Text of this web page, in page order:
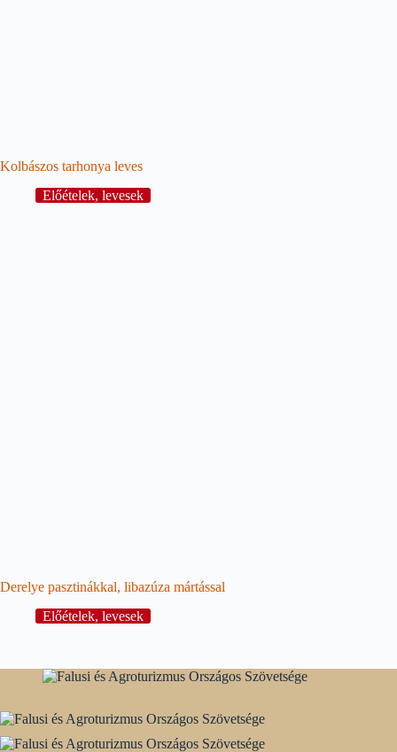
Kolbászos tarhonya leves
Előételek, levesek
Derelye pasztinákkal, libazúza mártással
Előételek, levesek